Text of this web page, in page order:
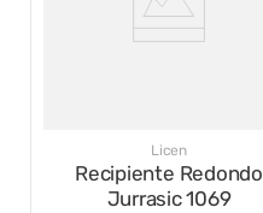
Licen
Recipiente Redondo
Jurrasic 1069